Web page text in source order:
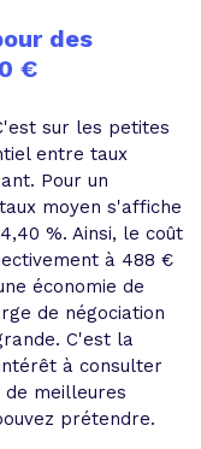
des
€
sur les petites
entre taux
Pour un
moyen s'affiche
%. Ainsi, le coût
à 488 €
économie de
de négociation
C'est la
à consulter
de meilleures
prétendre.